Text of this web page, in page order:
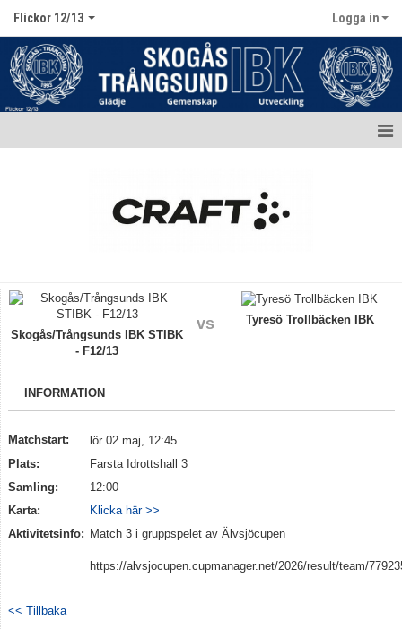
Flickor 12/13 Logga in
Truppen / Kontakt
Dokument
Skogås/Trångsunds IBK STIBK
- F12/13
vs Tyresö Trollbäcken IBK
INFORMATION
Matchstart:
lör 02 maj, 12:45
Plats:
Farsta Idrottshall 3
Samling:
12:00
Karta:
Klicka här >>
Aktivitetsinfo: Match 3 i gruppspelet av Älvsjöcupen
https://alvsjocupen.cupmanager.net/2026/result/team/
<< Tillbaka